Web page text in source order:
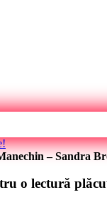
– Sandra
o lectură